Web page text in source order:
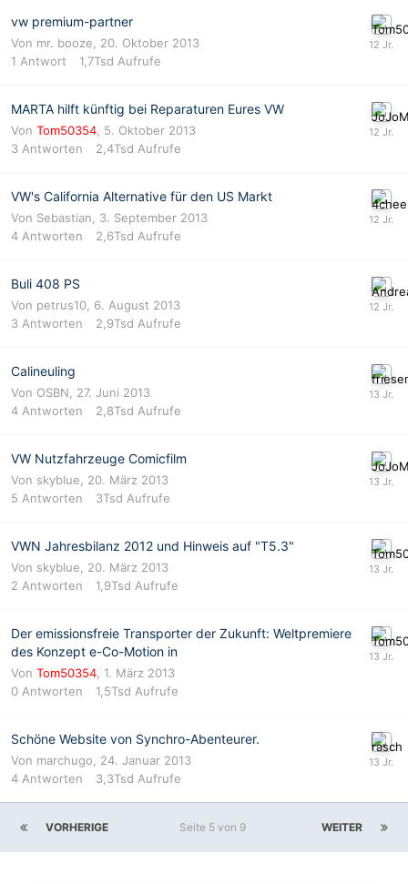
vw premium-partner
Von mr. booze, 20. Oktober 2013
1 Antwort 1,7Tsd Aufrufe
MARTA hilft künftig bei Reparaturen Eures VW
Von Tom50354, 5. Oktober 2013
3 Antworten 2,4Tsd Aufrufe
VW's California Alternative für den US Markt
Von Sebastian, 3. September 2013
4 Antworten 2,6Tsd Aufrufe
Buli 408 PS
Von petrus10, 6. August 2013
3 Antworten 2,9Tsd Aufrufe
Calineuling
Von OSBN, 27. Juni 2013
4 Antworten 2,8Tsd Aufrufe
VW Nutzfahrzeuge Comicfilm
Von skyblue, 20. März 2013
5 Antworten 3Tsd Aufrufe
VWN Jahresbilanz 2012 und Hinweis auf "T5.3"
Von skyblue, 20. März 2013
2 Antworten 1,9Tsd Aufrufe
Der emissionsfreie Transporter der Zukunft: Weltpremiere
des Konzept e-Co-Motion in
Von Tom50354, 1. März 2013
0 Antworten 1,5Tsd Aufrufe
Schöne Website von Synchro-Abenteurer.
Von marchugo, 24. Januar 2013
4 Antworten 3,3Tsd Aufrufe
VORHERIGE WEITER
Seite 5 von 9